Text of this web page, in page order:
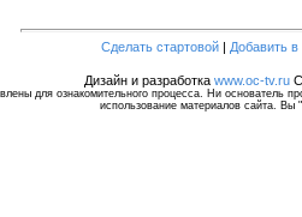
Сделать стартовой| Добавить в
Дизайн и разработка www.oc-tv.ru
для ознакомительного процесса. Ни основатель
использование материалов сайта. Вы